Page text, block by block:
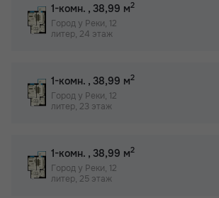
1-комн. , 38,99 м2
Город у Реки, 12
литер, 24 этаж
1-комн. , 38,99 м2
Город у Реки, 12
литер, 23 этаж
1-комн. , 38,99 м2
Город у Реки, 12
литер, 25 этаж